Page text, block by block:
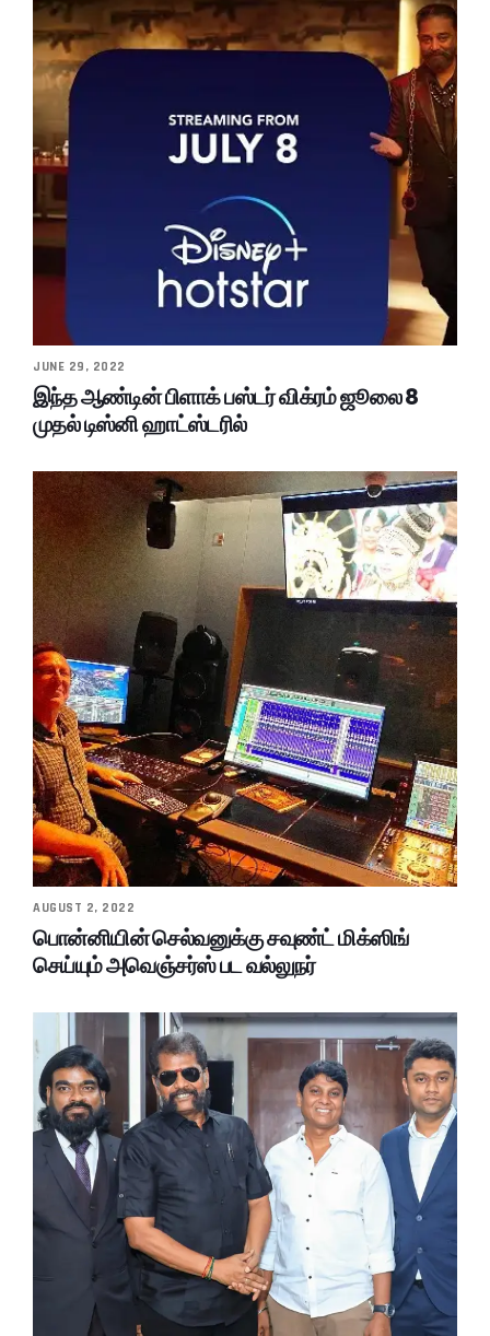
JUNE 29, 2022
இந்த ஆண்டின் பிளாக் பஸ்டர் விக்ரம் ஜூலை 8
முதல் டிஸ்னி ஹாட்ஸ்டரில்
AUGUST 2, 2022
பொன்னியின் செல்வனுக்கு சவுண்ட் மிக்ஸிங்
செய்யும் அவெஞ்சர்ஸ் பட வல்லுநர்